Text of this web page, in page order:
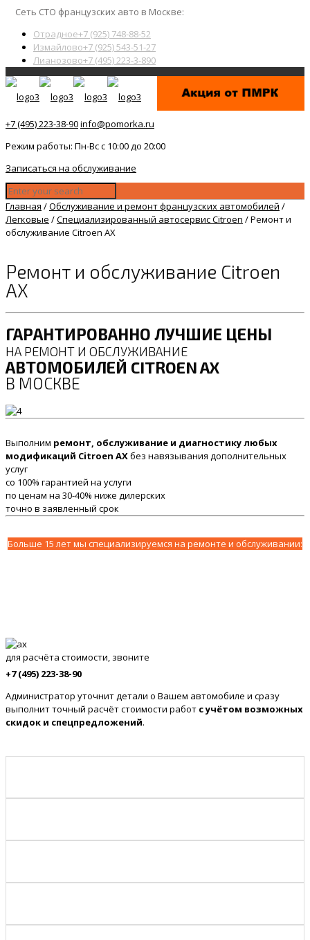
Сеть СТО французских авто в Москве:
Отрадное+7 (925) 748-88-52
Измайлово+7 (925) 543-51-27
Лианозово+7 (495) 223-3-890
+7 (495) 223-38-90info@pomorka.ru
Режим работы: Пн-Вс с 10:00 до 20:00
Записаться на обслуживание
Главная /Обслуживание и ремонт французских автомобилей /
Легковые /Специализированный автосервис Citroen /Ремонт и
обслуживание Citroen AX
Ремонт и обслуживание Citroen
AX
ГАРАНТИРОВАННО ЛУЧШИЕ ЦЕНЫ
НА РЕМОНТ И ОБСЛУЖИВАНИЕ
АВТОМОБИЛЕЙ CITROEN AX
В МОСКВЕ
Выполним ремонт, обслуживание и диагностику любых
модификаций Citroen AXбез навязывания дополнительных
услуг
со 100% гарантией на услуги
по ценам на 30-40% ниже дилерских
точно в заявленный срок
Больше 15 лет мы специализируемся на ремонте и обслуживании:
для расчёта стоимости, звоните
+7 (495) 223-38-90
Администратор уточнит детали о Вашем автомобиле и сразу
выполнит точный расчёт стоимости работ с учётом возможных
скидок и спецпредложений.